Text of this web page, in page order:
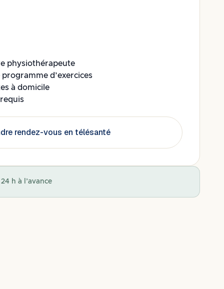
physiothérapeute
d’exercices
à domicile
rendez-vous en télésanté
h à l’avance